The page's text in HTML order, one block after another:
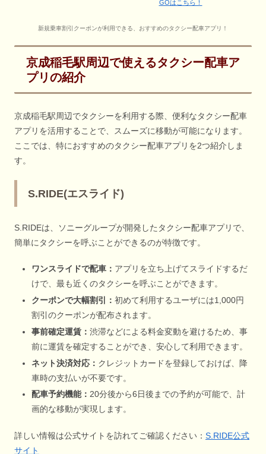
GOはこちら！
新規乗車割引クーポンが利用できる、おすすめのタクシー配車アプリ！
京成稲毛駅周辺で使えるタクシー配車ア
プリの紹介
京成稲毛駅周辺でタクシーを利用する際、便利なタクシー配車
アプリを活用することで、スムーズに移動が可能になります。
ここでは、特におすすめのタクシー配車アプリを2つ紹介しま
す。
S.RIDE(エスライド)
S.RIDEは、ソニーグループが開発したタクシー配車アプリで、
簡単にタクシーを呼ぶことができるのが特徴です。
ワンスライドで配車： アプリを立ち上げてスライドするだ
けで、最も近くのタクシーを呼ぶことができます。
クーポンで大幅割引： 初めて利用するユーザには1,000円
割引のクーポンが配布されます。
事前確定運賃： 渋滞などによる料金変動を避けるため、事
前に運賃を確定することができ、安心して利用できます。
ネット決済対応： クレジットカードを登録しておけば、降
車時の支払いが不要です。
配車予約機能： 20分後から6日後までの予約が可能で、計
画的な移動が実現します。
詳しい情報は公式サイトを訪れてご確認ください： S.RIDE公式
サイト